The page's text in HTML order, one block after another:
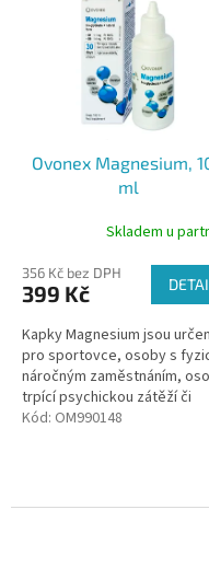
Ovonex Magnesium,
ml
Skladem u
356 Kč bez DPH
399 Kč
Kapky Magnesium jsou
pro sportovce, osoby s
náročným zaměstnáním,
trpící psychickou zátěží či
stresem, těhotné a kojící
Kód: OM990148